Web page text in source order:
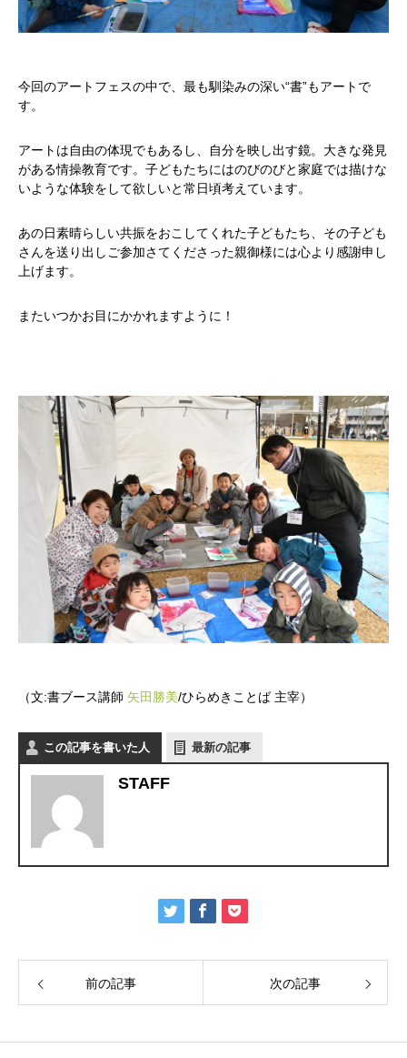
今回のアートフェスの中で、最も馴染みの深い“書”もアートで
す。
アートは自由の体現でもあるし、自分を映し出す鏡。大きな発見
がある情操教育です。子どもたちにはのびのびと家庭では描けな
いような体験をして欲しいと常日頃考えています。
あの日素晴らしい共振をおこしてくれた子どもたち、その子ども
さんを送り出しご参加さてくださった親御様には心より感謝申し
上げます。
またいつかお目にかかれますように！
（文:書ブース講師 矢田勝美/ひらめきことば 主宰）
この記事を書いた人 最新の記事
STAFF
前の記事 次の記事